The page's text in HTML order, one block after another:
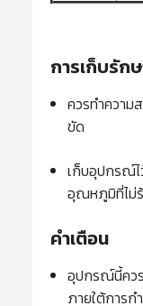
การเก็บรัก
ควรทำความ
ขัด
เก็บอุปกรณ์
อุณหภูมิที่ไม่
คำเตือน
อุปกรณ์นี้คว
ภายใต้การ